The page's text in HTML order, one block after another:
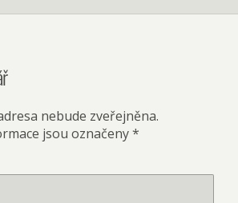
nebude zveřejněna.
jsou označeny*